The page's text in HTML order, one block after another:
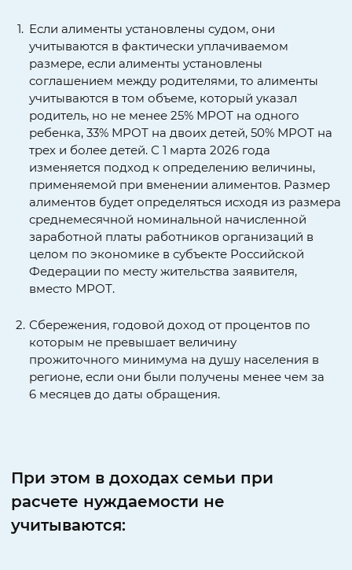
Если алименты установлены судом, они
учитываются в фактически уплачиваемом
размере, если алименты установлены
соглашением между родителями, то алименты
учитываются в том объеме, который указал
родитель, но не менее 25% МРОТ на одного
ребенка, 33% МРОТ на двоих детей, 50% МРОТ на
трех и более детей. С 1 марта 2026 года
изменяется подход к определению величины,
применяемой при вменении алиментов. Размер
алиментов будет определяться исходя из размера
среднемесячной номинальной начисленной
заработной платы работников организаций в
целом по экономике в субъекте Российской
Федерации по месту жительства заявителя,
вместо МРОТ.
Сбережения, годовой доход от процентов по
которым не превышает величину
прожиточного минимума на душу населения в
регионе, если они были получены менее чем за
6 месяцев до даты обращения.
При этом в доходах семьи при
расчете нуждаемости не
учитываются: